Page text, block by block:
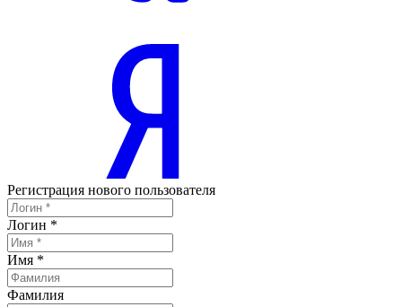
Регистрация нового пользователя
Логин *
Имя *
Фамилия